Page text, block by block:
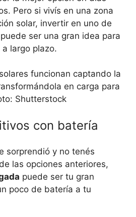
Pero si vivís en una zona
solar, invertir en uno de
ser una gran idea para
largo plazo.
con batería
sorprendió y no tenés
las opciones anteriores,
puede ser tu gran
poco de batería a tu